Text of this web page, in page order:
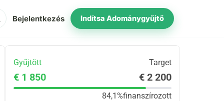
Bejelentkezés Indítsa Adománygyűjtő
Gyűjtött Target
€ 1 850 € 2 200
84,1%finanszírozott